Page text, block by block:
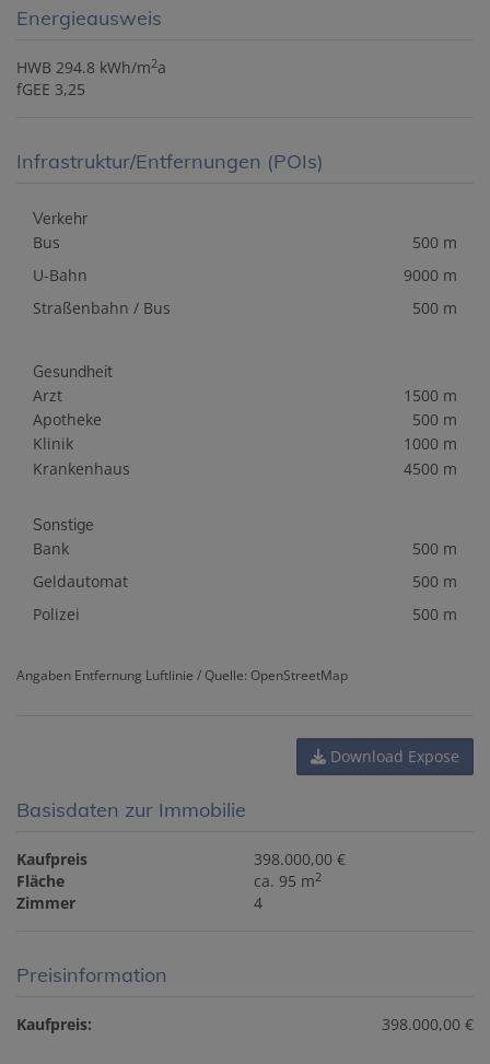
Energieausweis
HWB 294.8 kWh/m2a
fGEE 3,25
Infrastruktur/Entfernungen (POIs)
Verkehr
Bus
500 m
U-Bahn
9000 m
Straßenbahn / Bus
500 m
Gesundheit
Arzt
1500 m
Apotheke
500 m
Klinik
1000 m
Krankenhaus
4500 m
Sonstige
Bank
500 m
Geldautomat
500 m
Polizei
500 m
Angaben Entfernung Luftlinie / Quelle: OpenStreetMap
Download Expose
Basisdaten zur Immobilie
Kaufpreis
398.000,00 €
Fläche
ca. 95 m2
Zimmer 4
Preisinformation
Kaufpreis: 398.000,00 €